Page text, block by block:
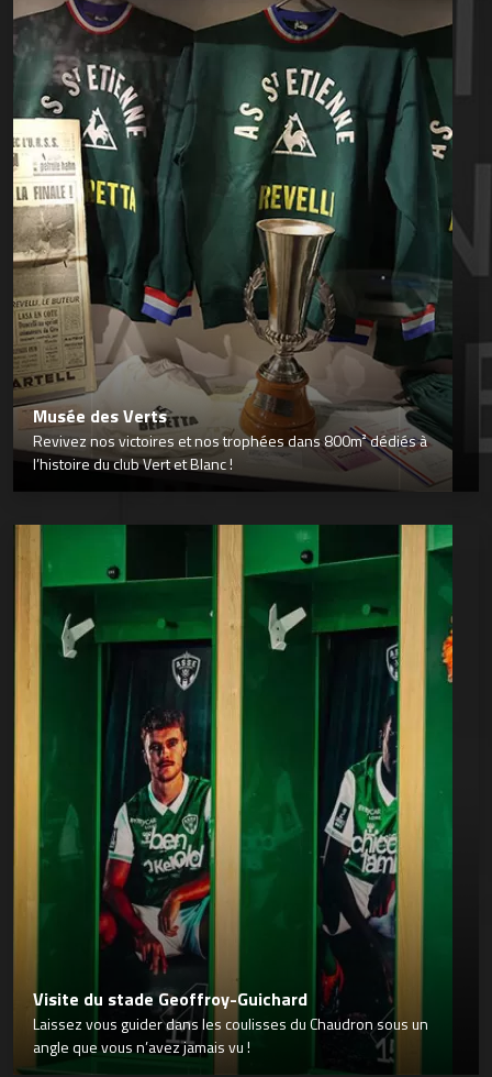
Musée des Verts
Revivez nos victoires et nos trophées dans 800m² dédiés à
l’histoire du club Vert et Blanc !
Visite du stade Geoffroy-Guichard
Laissez vous guider dans les coulisses du Chaudron sous un
angle que vous n’avez jamais vu !